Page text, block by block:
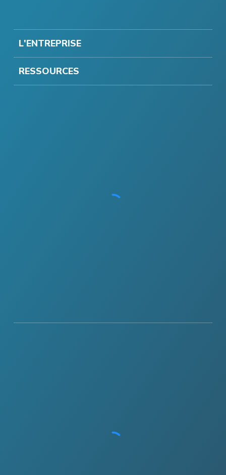
L'ENTREPRISE
RESSOURCES